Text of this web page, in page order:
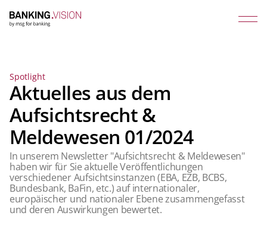
Spotlight
Aktuelles aus dem
Aufsichtsrecht &
Meldewesen 01/2024
In unserem Newsletter "Aufsichtsrecht & Meldewesen"
haben wir für Sie aktuelle Veröffentlichungen
verschiedener Aufsichtsinstanzen (EBA, EZB, BCBS,
Bundesbank, BaFin, etc.) auf internationaler,
europäischer und nationaler Ebene zusammengefasst
und deren Auswirkungen bewertet.